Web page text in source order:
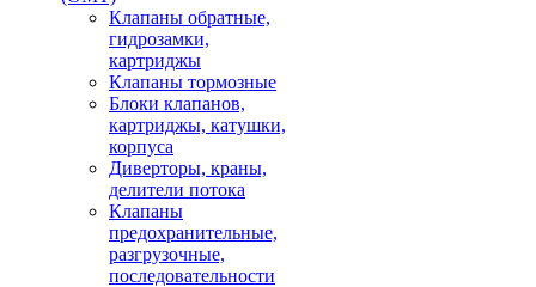
Клапаны обратные,
гидрозамки,
картриджы
Клапаны тормозные
Блоки клапанов,
картриджы, катушки,
корпуса
Диверторы, краны,
делители потока
Клапаны
предохранительные,
разгрузочные,
последовательности